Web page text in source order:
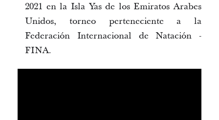
2021 en la Isla Yas de los Emiratos Arabes
Unidos, torneo perteneciente a la
Federación Internacional de Natación -
FINA.